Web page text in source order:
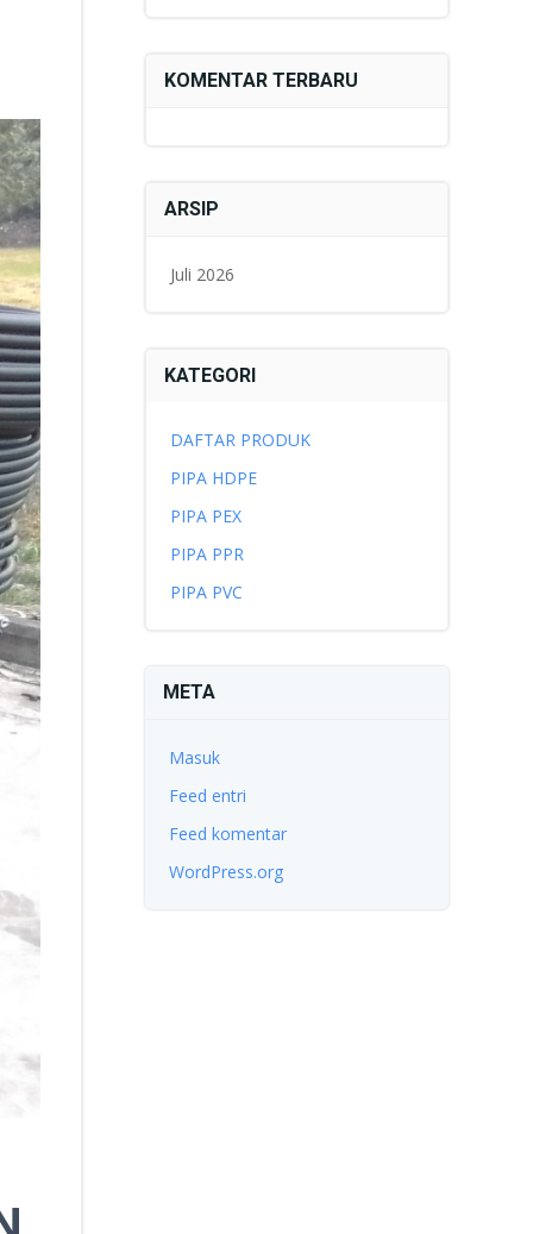
KOMENTAR TERBARU
ARSIP
Juli 2026
KATEGORI
DAFTAR PRODUK
PIPA HDPE
PIPA PEX
PIPA PPR
PIPA PVC
META
Masuk
Feed entri
Feed komentar
WordPress.org